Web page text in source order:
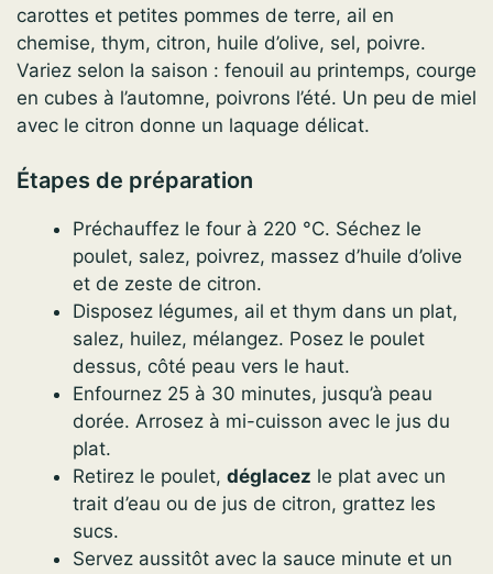
carottes et petites pommes de terre, ail en
chemise, thym, citron, huile d’olive, sel, poivre.
Variez selon la saison : fenouil au printemps, courge
en cubes à l’automne, poivrons l’été. Un peu de miel
avec le citron donne un laquage délicat.
Étapes de préparation
Préchauffez le four à 220 °C. Séchez le
poulet, salez, poivrez, massez d’huile d’olive
et de zeste de citron.
Disposez légumes, ail et thym dans un plat,
salez, huilez, mélangez. Posez le poulet
dessus, côté peau vers le haut.
Enfournez 25 à 30 minutes, jusqu’à peau
dorée. Arrosez à mi-cuisson avec le jus du
plat.
Retirez le poulet, déglacez le plat avec un
trait d’eau ou de jus de citron, grattez les
sucs.
Servez aussitôt avec la sauce minute et un